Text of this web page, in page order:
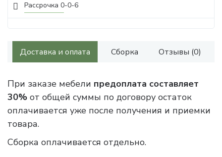
Рассрочка 0-0-6
Доставка и оплата Сборка Отзывы (0)
При заказе мебели предоплата составляет
30% от общей суммы по договору остаток
оплачивается уже после получения и приемки
товара.
Сборка оплачивается отдельно.